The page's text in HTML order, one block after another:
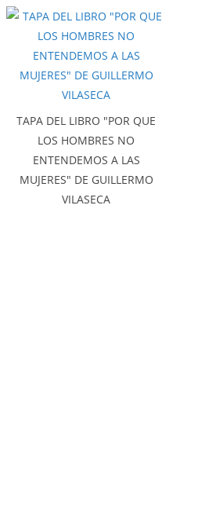
TAPA DEL LIBRO "POR QUE
LOS HOMBRES NO
ENTENDEMOS A LAS
MUJERES" DE GUILLERMO
VILASECA